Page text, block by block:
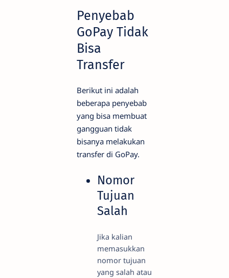
Penyebab
GoPay Tidak
Bisa
Transfer
Berikut ini adalah
beberapa penyebab
yang bisa membuat
gangguan tidak
bisanya melakukan
transfer di GoPay.
Nomor
Tujuan
Salah
Jika kalian
memasukkan
nomor tujuan
yang salah atau